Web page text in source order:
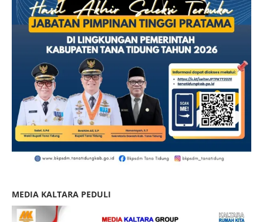
MEDIA KALTARA PEDULI